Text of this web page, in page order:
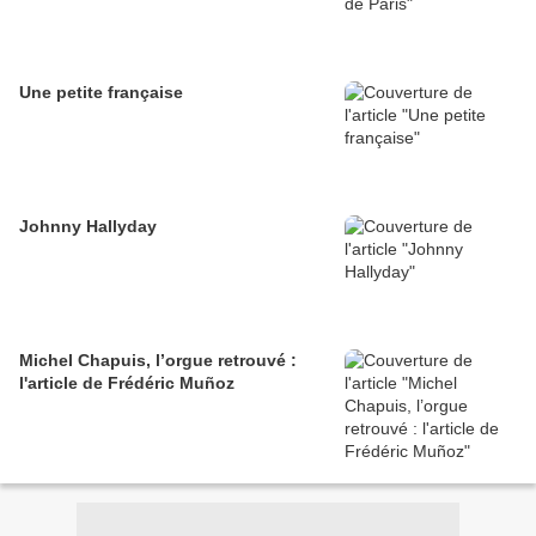
Une petite française
Johnny Hallyday
Michel Chapuis, l’orgue retrouvé :
l'article de Frédéric Muñoz